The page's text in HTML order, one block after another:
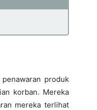
produk
korban. Mereka
mereka terlihat